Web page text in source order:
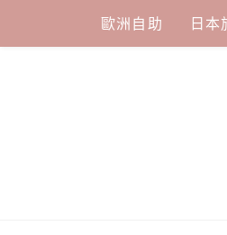
content
歐洲自助 日本